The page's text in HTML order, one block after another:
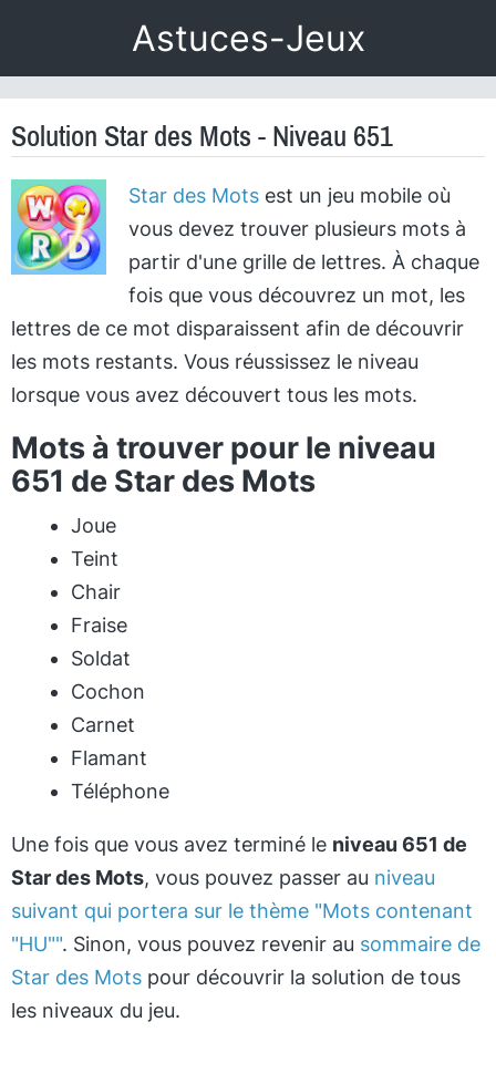
Astuces-Jeux
Solution Star des Mots - Niveau 651
Star des Motsest un jeu mobile où
vous devez trouver plusieurs mots à
partir d'une grille de lettres. À chaque
fois que vous découvrez un mot, les
lettres de ce mot disparaissent afin de découvrir
les mots restants. Vous réussissez le niveau
lorsque vous avez découvert tous les mots.
Mots à trouver pour le niveau
651 de Star des Mots
Joue
Teint
Chair
Fraise
Soldat
Cochon
Carnet
Flamant
Téléphone
Une fois que vous avez terminé le niveau 651 de
Star des Mots, vous pouvez passer au niveau
suivant qui portera sur le thème "Mots contenant
"HU"". Sinon, vous pouvez revenir au sommaire de
Star des Mots pour découvrir la solution de tous
les niveaux du jeu.